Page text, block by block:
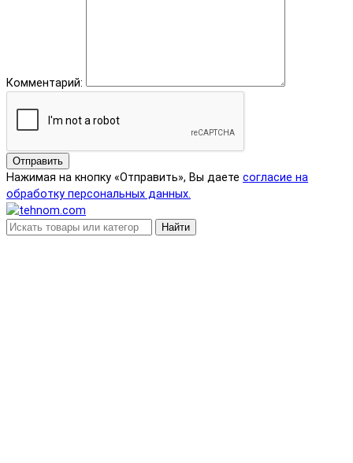
Комментарий:
Отправить
Нажимая на кнопку «Отправить», Вы даете согласие на
обработку персональных данных.
Найти